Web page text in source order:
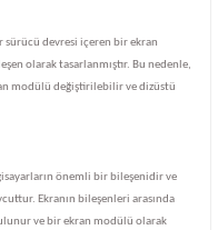
sürücü devresi içeren bir ekran
olarak tasarlanmıştır. Bu nedenle,
modülü değiştirilebilir ve dizüstü
önemli bir bileşenidir ve
Ekranın bileşenleri arasında
ve bir ekran modülü olarak